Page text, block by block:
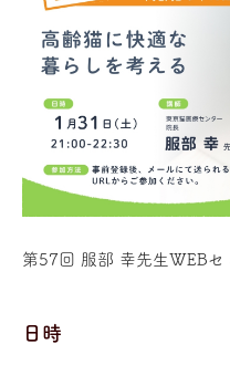
第57回 服部 幸先生WEBセ
日時